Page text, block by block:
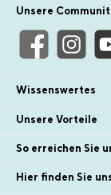
Unsere
Wissenswertes
Unsere Vorteile
So erreichen Sie
Hier finden Sie